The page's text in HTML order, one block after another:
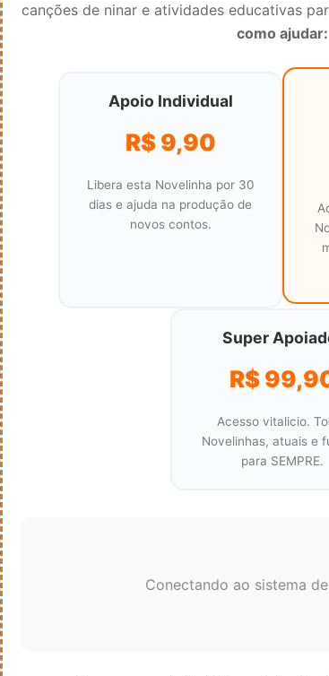
canções de ninar e atividades educativas
como ajudar:
Apoio Individual
R$ 9,90
Libera esta Novelinha por 30
dias e ajuda na produção de
novos contos.
Super
R$
Acesso vitalicio.
Novelinhas, atuais e
para SEMPRE.
Conectando ao sistema